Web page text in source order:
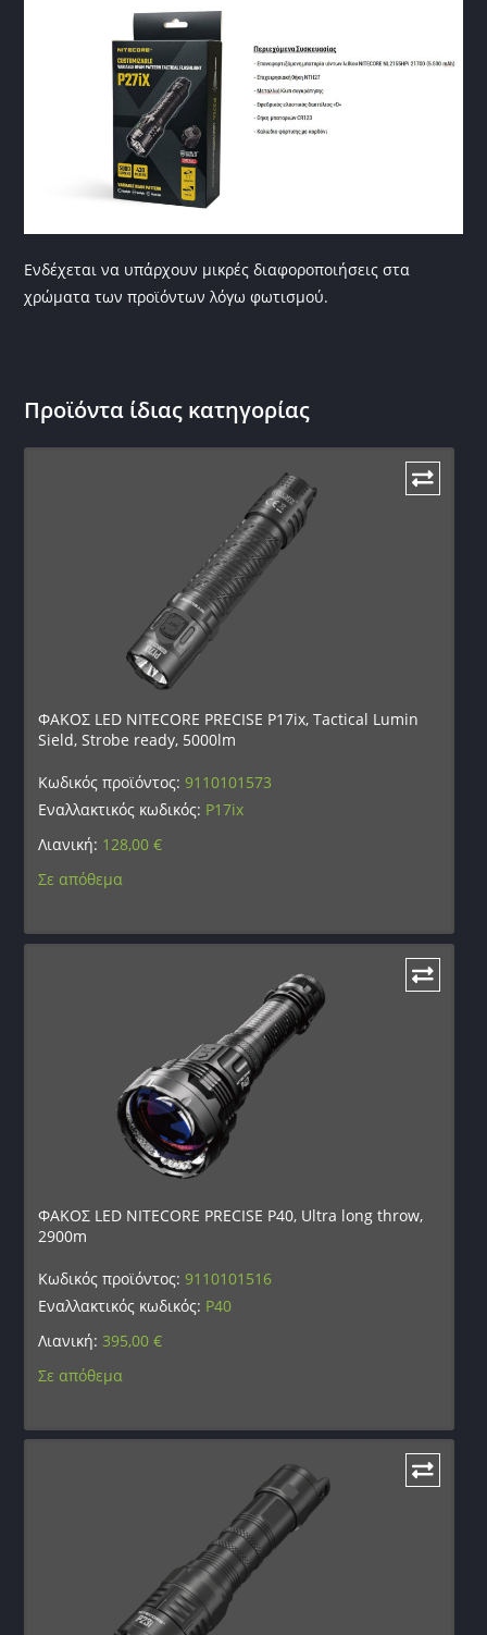
Ενδέχεται να υπάρχουν μικρές διαφοροποιήσεις στα
χρώματα των προϊόντων λόγω φωτισμού.
Προϊόντα ίδιας κατηγορίας
ΦΑΚΟΣ LED NITECORE PRECISE P17ix, Tactical Lumin
Sield, Strobe ready, 5000lm
Κωδικός προϊόντος:9110101573
Εναλλακτικός κωδικός: P17ix
Λιανική: 128,00€
Σε απόθεμα
ΦΑΚΟΣ LED NITECORE PRECISE P40, Ultra long throw,
2900m
Κωδικός προϊόντος:9110101516
Εναλλακτικός κωδικός: P40
Λιανική: 395,00€
Σε απόθεμα